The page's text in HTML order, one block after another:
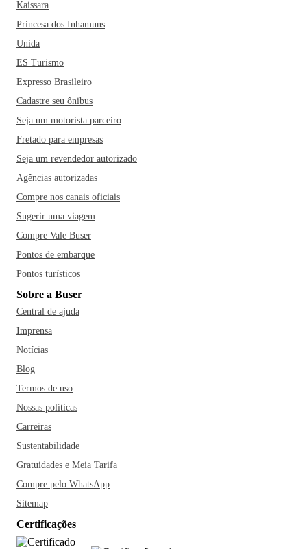
Kaissara
Princesa dos Inhamuns
Unida
ES Turismo
Expresso Brasileiro
Cadastre seu ônibus
Seja um motorista parceiro
Fretado para empresas
Seja um revendedor autorizado
Agências autorizadas
Compre nos canais oficiais
Sugerir uma viagem
Compre Vale Buser
Pontos de embarque
Pontos turísticos
Sobre a Buser
Central de ajuda
Imprensa
Notícias
Blog
Termos de uso
Nossas políticas
Carreiras
Sustentabilidade
Gratuidades e Meia Tarifa
Compre pelo WhatsApp
Sitemap
Certificações